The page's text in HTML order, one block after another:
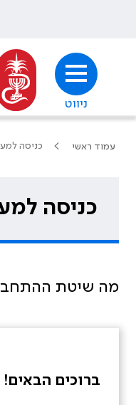
ניווט
עמוד ראשי כניסה
כניסה
מה שיטת
ברוכים הבאים!